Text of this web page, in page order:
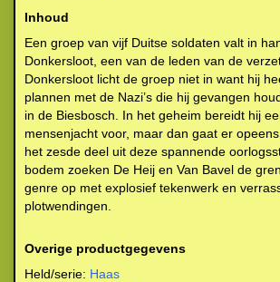
Inhoud
Een groep van vijf Duitse soldaten valt in
Donkersloot, een van de leden van de
Donkersloot licht de groep niet in want hij
plannen met de Nazi’s die hij gevangen
in de Biesbosch. In het geheim bereidt hij
mensenjacht voor, maar dan gaat er
het zesde deel uit deze spannende
bodem zoeken De Heij en Van Bavel de
genre op met explosief tekenwerk en
plotwendingen.
Overige productgegevens
Held/serie: Haas